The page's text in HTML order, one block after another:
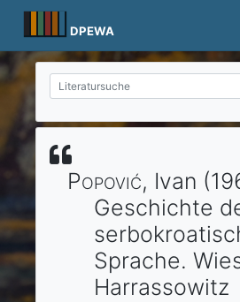
content
DPEWA
Popović, Ivan
Geschichte
Sprache.
Harrassowitz